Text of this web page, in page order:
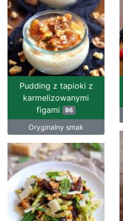
Pudding z tapioki z
karmelizowanymi
figami 96
Oryginalny smak